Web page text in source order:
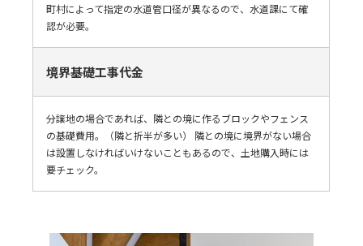
町村によって指定の水道管口径が異なるので、水道課にて確
認が必要。
境界基礎工事代金
分譲地の場合であれば、隣との境に作るブロックやフェンス
の基礎費用。（隣と折半が多い） 隣との境に境界がない場合
は設置しなければいけないこともあるので、土地購入時には
要チェック。